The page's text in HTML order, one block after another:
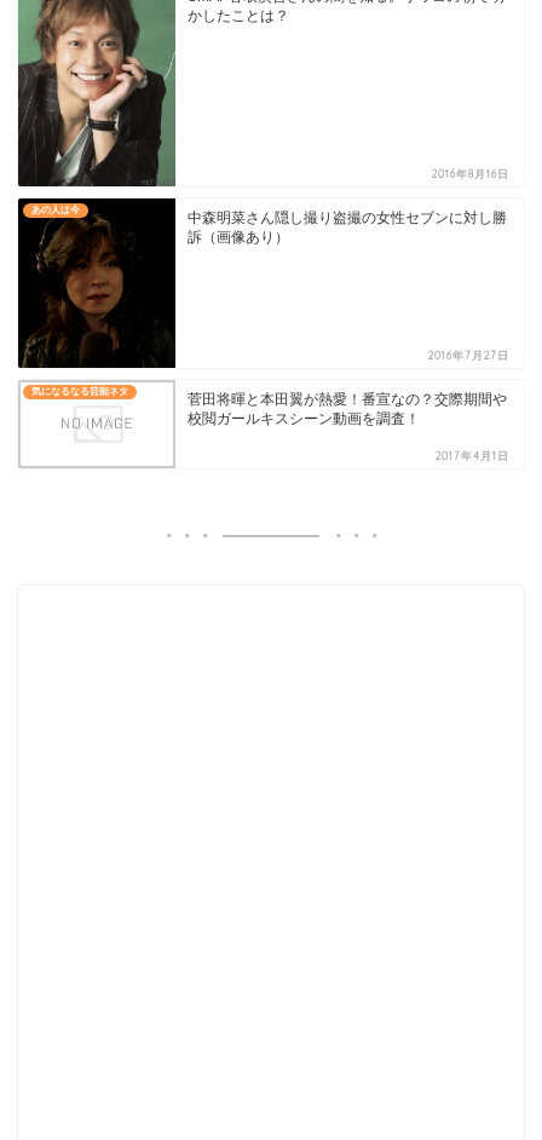
かしたことは？
2016年8月16日
あの人は今
中森明菜さん隠し撮り盗撮の女性セブンに対し勝
訴（画像あり）
2016年7月27日
気になるなる芸能ネタ
菅田将暉と本田翼が熱愛！番宣なの？交際期間や
校閲ガールキスシーン動画を調査！
2017年4月1日